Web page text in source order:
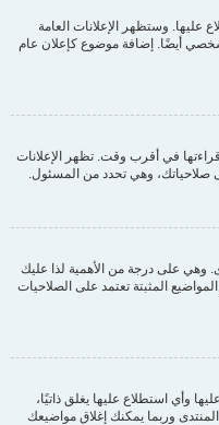
عليها. وستظهر الإعلانات العامة
أيضًا. إضافة موضوع كإعلان عام
في أقرب وقت. تظهر الإعلانات
صلاحياتك، وهي تحدد من المسئول.
وهي على درجة من الأهمية لذا عليك
المثبتة تعتمد على الصلاحيات
وأي استطلاع عليها يغلق ذاتيًا،
وربما يمكنك إغلاق مواضيعك